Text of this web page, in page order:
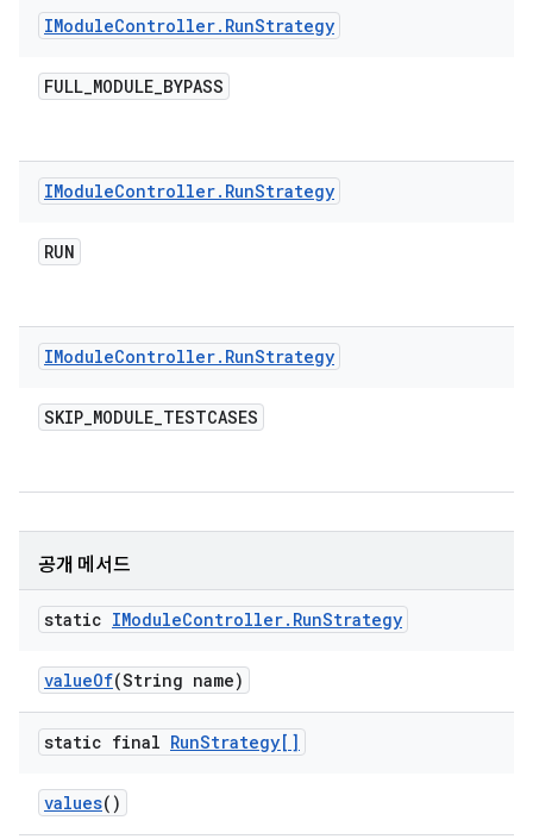
IModuleController. RunStrategy
FULL_MODULE_BYPASS
IModuleController. RunStrategy
RUN
IModuleController. RunStrategy
SKIP_MODULE_TESTCASES
공개 메서드
static IModuleController. RunStrategy
valueOf(String name)
static final RunStrategy[]
values()